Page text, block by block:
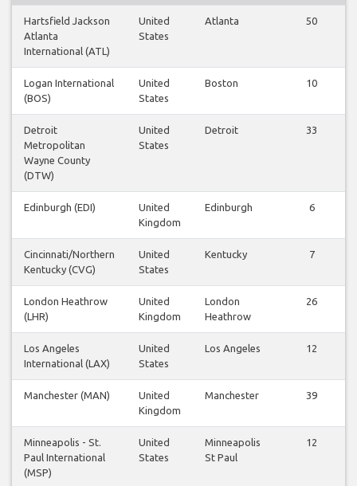
Hartsfield Jackson
Atlanta
International (ATL)
United
States
Atlanta 50
Logan International
(BOS)
United
States
Boston 10
Detroit
Metropolitan
Wayne County
(DTW)
United
States
Detroit 33
Edinburgh (EDI)
United
Kingdom
Edinburgh 6
Cincinnati/Northern
Kentucky (CVG)
United
States
Kentucky 7
London Heathrow
(LHR)
United
Kingdom
London
Heathrow
26
Los Angeles
International (LAX)
United
States
Los Angeles 12
Manchester (MAN)
United
Kingdom
Manchester 39
Minneapolis - St.
Paul International
(MSP)
United
States
Minneapolis
St Paul
12